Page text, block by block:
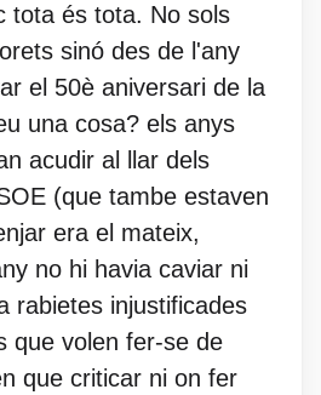
tota és tota. No sols
sinó des de l'any
el 50è aniversari de la
una cosa? els anys
acudir al llar dels
(que tambe estaven
era el mateix,
no hi havia caviar ni
rabietes injustificades
que volen fer-se de
que criticar ni on fer